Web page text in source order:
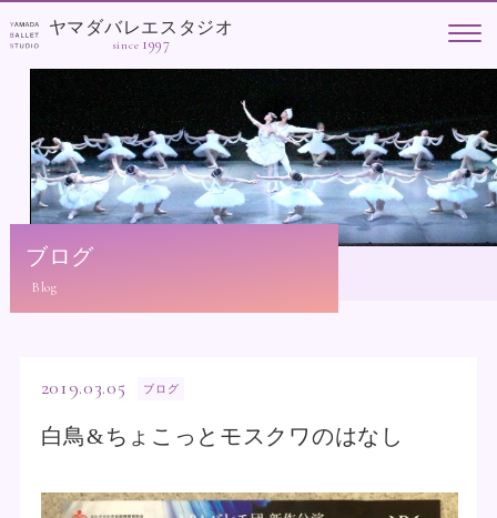
ヤマダバレエスタジオ
since 1997
ブログ
白鳥&ちょこっとモスクワのはなし
2019.03.05 ブログ